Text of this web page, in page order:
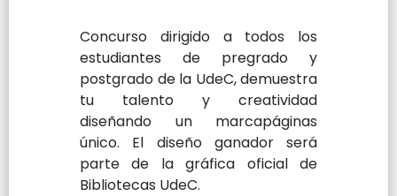
Concurso dirigido a todos los
estudiantes de pregrado y
postgrado de la UdeC, demuestra
tu talento y creatividad
diseñando un marcapáginas
único. El diseño ganador será
parte de la gráfica oficial de
Bibliotecas UdeC.